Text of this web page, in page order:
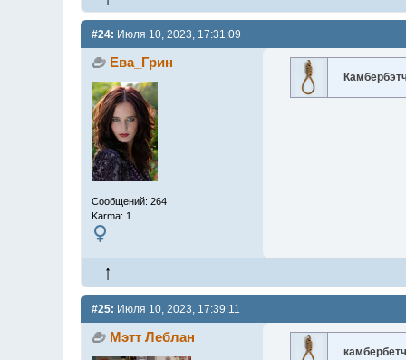
#24: Июля 10, 2023, 17:31:09
Ева_Грин
Сообщений: 264
Karma: 1
#25: Июля 10, 2023, 17:39:11
Мэтт Леблан